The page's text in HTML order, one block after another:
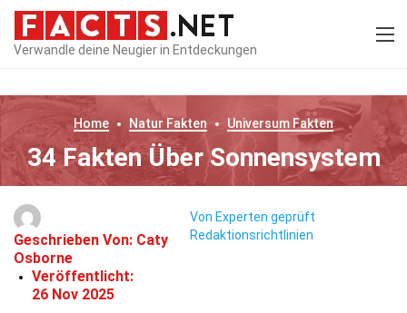
Verwandle deine Neugier in Entdeckungen
Home Natur Fakten Universum Fakten
34 Fakten Über Sonnensystem
Geschrieben Von: Caty
Osborne
Veröffentlicht:
26 Nov 2025
Von Experten geprüft
Redaktionsrichtlinien